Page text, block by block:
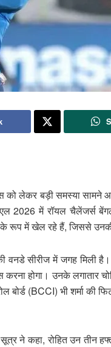
को लेकर बड़ी समस्या
2026 में रॉयल चैलेंजर्स
रूप में खेल रहे हैं, जिससे
वनडे सीरीज में जगह मिली
होगा। उनके लगातार
(BCCI) भी शर्मा की
ने कहा, रोहित उन तीन